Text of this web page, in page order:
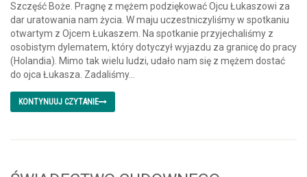
Szczęść Boże. Pragnę z mężem podziękować Ojcu Łukaszowi za
dar uratowania nam życia. W maju uczestniczyliśmy w spotkaniu
otwartym z Ojcem Łukaszem. Na spotkanie przyjechaliśmy z
osobistym dylematem, który dotyczył wyjazdu za granicę do pracy
(Holandia). Mimo tak wielu ludzi, udało nam się z mężem dostać
do ojca Łukasza. Zadaliśmy...
KONTYNUUJ CZYTANIE